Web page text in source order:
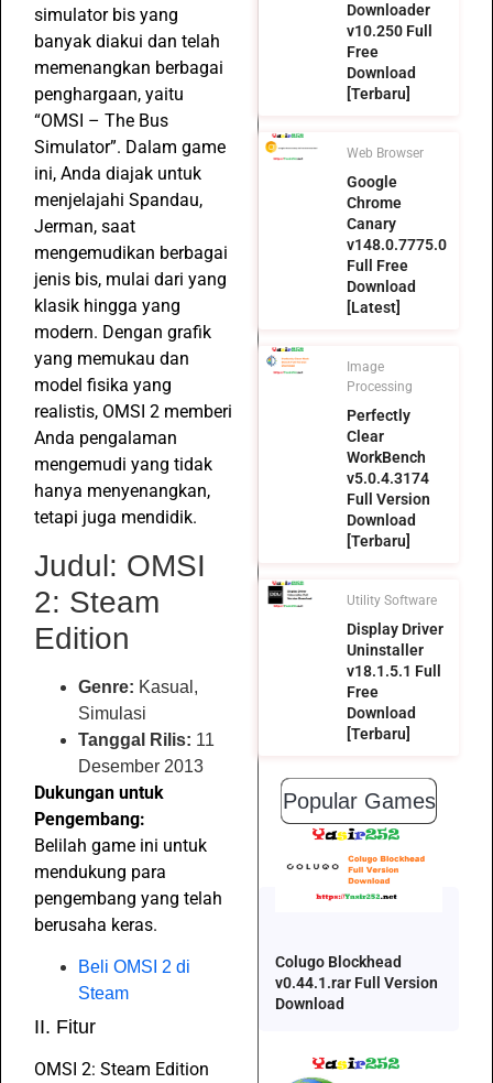
simulator bis yang
banyak diakui dan telah
memenangkan berbagai
penghargaan, yaitu
“OMSI – The Bus
Simulator”. Dalam game
ini, Anda diajak untuk
menjelajahi Spandau,
Jerman, saat
mengemudikan berbagai
jenis bis, mulai dari yang
klasik hingga yang
modern. Dengan grafik
yang memukau dan
model fisika yang
realistis, OMSI 2 memberi
Anda pengalaman
mengemudi yang tidak
hanya menyenangkan,
tetapi juga mendidik.
Judul: OMSI
2: Steam
Edition
Genre: Kasual,
Simulasi
Tanggal Rilis: 11
Desember 2013
Dukungan untuk
Pengembang:
Belilah game ini untuk
mendukung para
pengembang yang telah
berusaha keras.
Beli OMSI 2 di
Steam
II. Fitur
OMSI 2: Steam Edition
Downloader
v10.250 Full
Free
Download
[Terbaru]
Web Browser
Google
Chrome
Canary
v148.0.7775.0
Full Free
Download
[Latest]
Image
Processing
Perfectly
Clear
WorkBench
v5.0.4.3174
Full Version
Download
[Terbaru]
Utility Software
Display Driver
Uninstaller
v18.1.5.1 Full
Free
Download
[Terbaru]
Popular Games
Colugo Blockhead
v0.44.1.rar Full Version
Download